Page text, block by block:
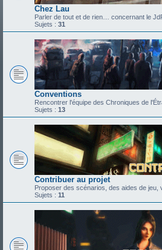
Chez Lau
Parler de tout et de rien… concernant le
Sujets : 31
Conventions
Rencontrer l'équipe des Chroniques de
Sujets : 13
Contribuer au projet
Proposer des scénarios, des aides de jeu,
Sujets : 11